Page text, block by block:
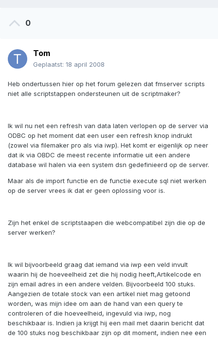
0
Tom
Geplaatst: 18 april 2008
Heb ondertussen hier op het forum gelezen dat fmserver scripts
niet alle scriptstappen ondersteunen uit de scriptmaker?
Ik wil nu net een refresh van data laten verlopen op de server via
ODBC op het moment dat een user een refresh knop indrukt
(zowel via filemaker pro als via iwp). Het komt er eigenlijk op neer
dat ik via OBDC de meest recente informatie uit een andere
database wil halen via een system dsn gedefinieerd op de server.
Maar als de import functie en de functie execute sql niet werken
op de server vrees ik dat er geen oplossing voor is.
Zijn het enkel de scriptstaapen die webcompatibel zijn die op de
server werken?
Ik wil bijvoorbeeld graag dat iemand via iwp een veld invult
waarin hij de hoeveelheid zet die hij nodig heeft,Artikelcode en
zijn email adres in een andere velden. Bijvoorbeeld 100 stuks.
Aangezien de totale stock van een artikel niet mag getoond
worden, was mijn idee om aan de hand van een query te
controleren of die hoeveelheid, ingevuld via iwp, nog
beschikbaar is. Indien ja krijgt hij een mail met daarin bericht dat
de 100 stuks nog beschikbaar zijn op dit moment, indien nee een